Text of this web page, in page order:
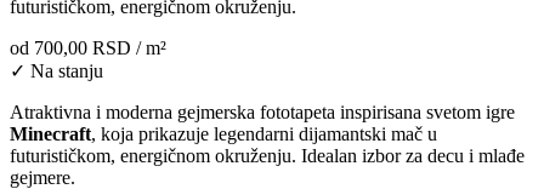
futurističkom, energičnom okruženju.
od 700,00 RSD / m²
✓ Na stanju
Atraktivna i moderna gejmerska fototapeta inspirisana svetom igre
Minecraft, koja prikazuje legendarni dijamantski mač u
futurističkom, energičnom okruženju. Idealan izbor za decu i mlađe
gejmere.